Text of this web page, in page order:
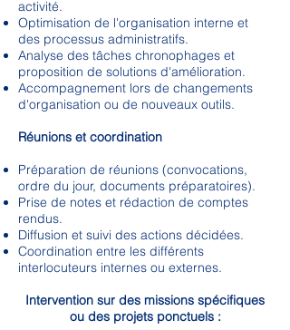
activité.
Optimisation de l'organisation interne et
des processus administratifs.
Analyse des tâches chronophages et
proposition de solutions d'amélioration.
Accompagnement lors de changements
d'organisation ou de nouveaux outils.
Réunions et coordination
Préparation de réunions (convocations,
ordre du jour, documents préparatoires).
Prise de notes et rédaction de comptes
rendus.
Diffusion et suivi des actions décidées.
Coordination entre les différents
interlocuteurs internes ou externes.
Intervention sur des missions spécifiques
ou des projets ponctuels :